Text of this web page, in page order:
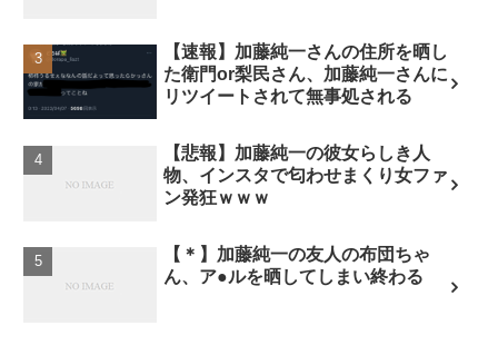
【速報】加藤純一さんの住所を晒し
た衛門or梨民さん、加藤純一さんに
リツイートされて無事処される
【悲報】加藤純一の彼女らしき人
物、インスタで匂わせまくり女ファ
ン発狂ｗｗｗ
【＊】加藤純一の友人の布団ちゃ
ん、ア●ルを晒してしまい終わる